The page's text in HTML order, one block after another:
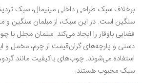
برخلاف سبک طراحی داخلی مینیمال، سبک
سنگین است. در این سبک، از مبلمان سنگین و
فضایی باوقار را ایجاد می‌کند. مبلمان مجلل
دستی و پارچه‌های گران‌قیمت از چرم، مخمل و
استفاده می‌شوند. چوب‌های باکیفیت مانند
سبک محبوب هستند.